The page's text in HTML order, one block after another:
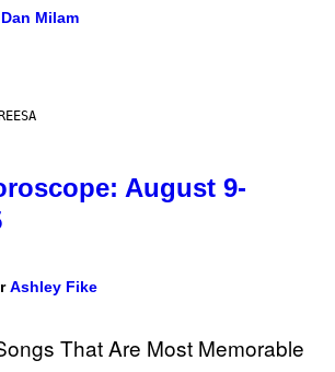
Dan Milam
August 9-
Ashley Fike